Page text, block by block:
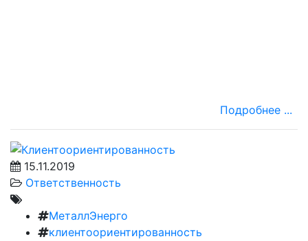
Подробнее ...
15.11.2019
Ответственность
МеталлЭнерго
клиентоориентированность